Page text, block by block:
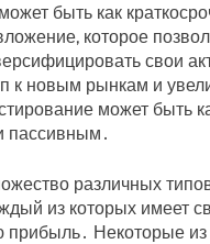
быть как
которое
свои
к новым рынкам и
может быть
пассивным․
различных
из которых имеет
прибыль․ Некоторые